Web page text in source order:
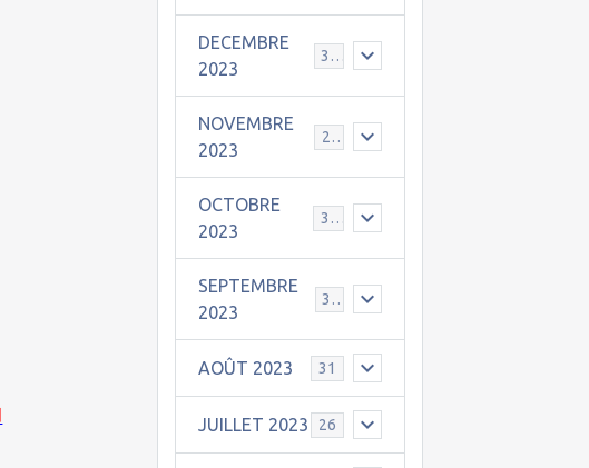
DECEMBRE
2023
31
NOVEMBRE
2023
24
OCTOBRE
2023
31
SEPTEMBRE
2023
30
AOÛT 2023 31
JUILLET 2023 26